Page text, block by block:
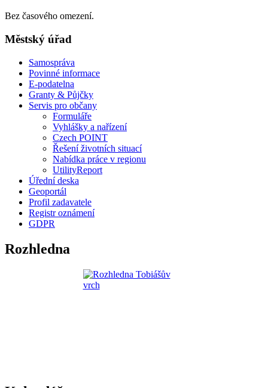
Bez časového omezení.
Městský úřad
Samospráva
Povinné informace
E-podatelna
Granty & Půjčky
Servis pro občany
Formuláře
Vyhlášky a nařízení
Czech POINT
Řešení životních situací
Nabídka práce v regionu
UtilityReport
Úřední deska
Geoportál
Profil zadavatele
Registr oznámení
GDPR
Rozhledna